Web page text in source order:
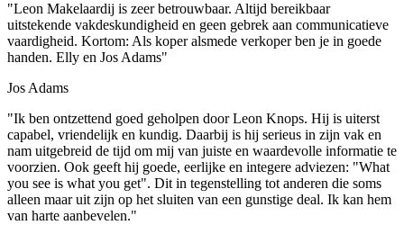
"Leon Makelaardij is zeer betrouwbaar. Altijd bereikbaar
uitstekende vakdeskundigheid en geen gebrek aan communicatieve
vaardigheid. Kortom: Als koper alsmede verkoper ben je in goede
handen. Elly en Jos Adams"
Jos Adams
"Ik ben ontzettend goed geholpen door Leon Knops. Hij is uiterst
capabel, vriendelijk en kundig. Daarbij is hij serieus in zijn vak en
nam uitgebreid de tijd om mij van juiste en waardevolle informatie te
voorzien. Ook geeft hij goede, eerlijke en integere adviezen: "What
you see is what you get". Dit in tegenstelling tot anderen die soms
alleen maar uit zijn op het sluiten van een gunstige deal. Ik kan hem
van harte aanbevelen."